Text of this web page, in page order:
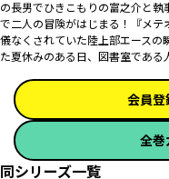
の長男でひきこもりの富之介と
で二人の冒険がはじまる！『メ
儀なくされていた陸上部エースの
た夏休みのある日、図書室である
会員登
全巻
同シリーズ一覧